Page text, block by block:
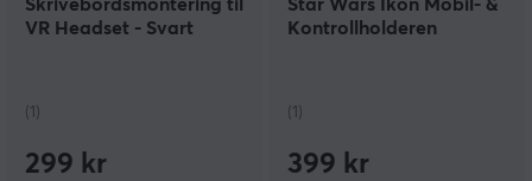
Skrivebordsmontering til
VR Headset - Svart
(1)
299 kr
Star Wars Ikon Mobil- &
Kontrollholderen
(1)
399 kr